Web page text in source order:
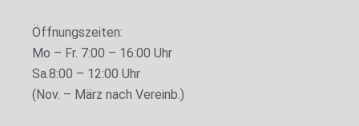
Öffnungszeiten:
Mo – Fr. 7:00 – 16:00 Uhr
Sa.8:00 – 12:00 Uhr
(Nov. – März nach Vereinb.)